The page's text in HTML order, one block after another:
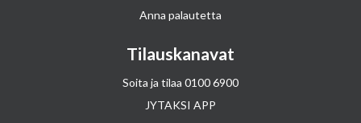
Anna palautetta
Tilauskanavat
Soita ja tilaa 0100 6900
JYTAKSI APP